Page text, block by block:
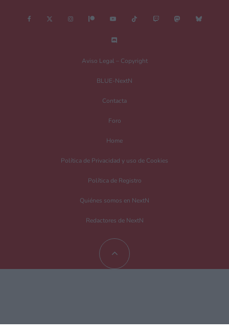
Aviso Legal – Copyright
BLUE-NextN
Contacta
Foro
Home
Política de Privacidad y uso de Cookies
Política de Registro
Quiénes somos en NextN
Redactores de NextN